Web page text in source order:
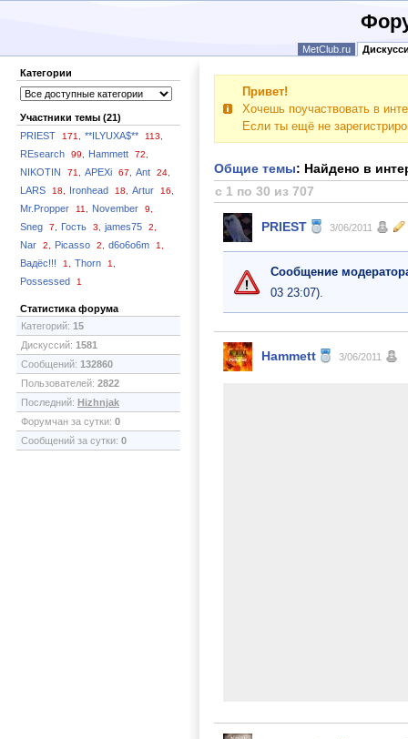
MetClub.ru
Категории
Участники темы (21)
PRIEST
171, **ILYUXA$** 113,
REsearch 99, Hammett 72,
NIKOTIN 71, APEXi 67, Ant 24,
LARS 18, Ironhead 18, Artur 16,
Mr.Propper 11, November 9,
Sneg 7, Гость 3, james75 2,
Nar 2, Picasso 2, d6o6o6m 1,
Вадёс!!! 1, Thorn 1,
Possessed 1
Статистика форума
Категорий: 15
Дискуссий: 1581
Сообщений: 132860
Пользователей: 2822
Последний: Hizhnjak
Форумчан за сутки: 0
Сообщений за сутки: 0
Привет!
Хочешь поучаствовать в
Если ты ещё не
Общие темы: Найдено в
с 1 по 30 из 707
PRIEST 3/06/2011
Сообщение
03 23:07).
Hammett 3/06/2011